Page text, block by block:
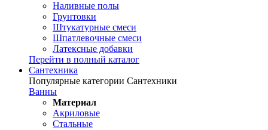
Наливные полы
Грунтовки
Штукатурные смеси
Шпатлевочные смеси
Латексные добавки
Перейти в полный каталог
Сантехника
Популярные категории Сантехники
Ванны
Материал
Акриловые
Стальные